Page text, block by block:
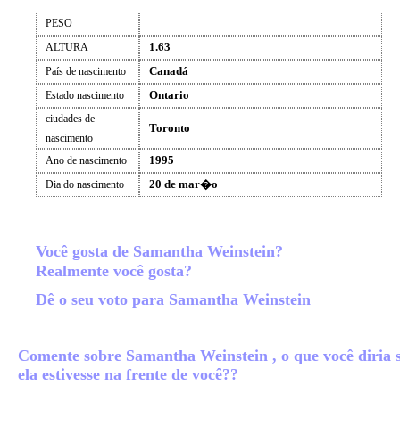
PESO
ALTURA
1.63
País de nascimento Canadá
Estado nascimento Ontario
ciudades de
nascimento
Toronto
Ano de nascimento 1995
Dia do nascimento 20 de mar�o
Você gosta de Samantha Weinstein?
Realmente você gosta?
Dê o seu voto para Samantha Weinstein
Comente sobre Samantha Weinstein , o que você diria
ela estivesse na frente de você??